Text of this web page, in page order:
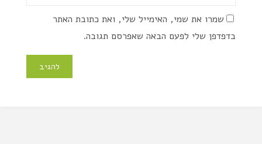
שמרו את שמי, האימייל שלי, ואת כתובת האתר
בדפדפן שלי לפעם הבאה שאפרסם תגובה.